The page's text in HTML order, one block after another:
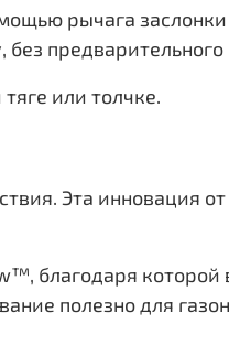
рычага
без предварительного
или толчке.
Эта инновация от
благодаря
полезно для